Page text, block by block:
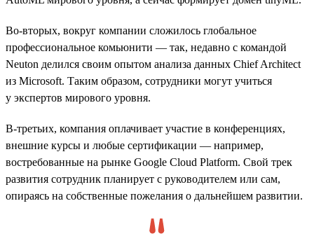
Во-вторых, вокруг компании сложилось глобальное
профессиональное комьюнити — так, недавно с командой
Neuton делился своим опытом анализа данных Chief Architect
из Microsoft. Таким образом, сотрудники могут учиться
у экспертов мирового уровня.
В-третьих, компания оплачивает участие в конференциях,
внешние курсы и любые сертификации — например,
востребованные на рынке Google Cloud Platform. Свой трек
развития сотрудник планирует с руководителем или сам,
опираясь на собственные пожелания о дальнейшем развитии.